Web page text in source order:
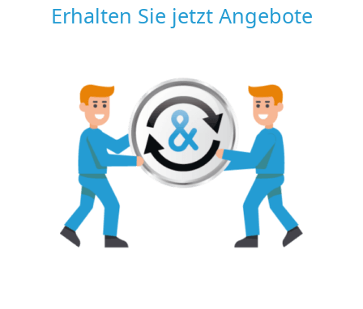
Erhalten Sie jetzt Angebote